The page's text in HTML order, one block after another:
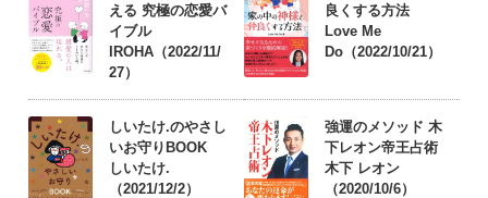
える 究極の恋愛バ
イブル
IROHA（2022/11/
27）
良くする方法
Love Me
Do（2022/10/21）
しいたけ.のやさし
いお守りBOOK
しいたけ.
（2021/12/2）
強運のメソッド 木
下レオン帝王占術
木下 レオン
（2020/10/6）